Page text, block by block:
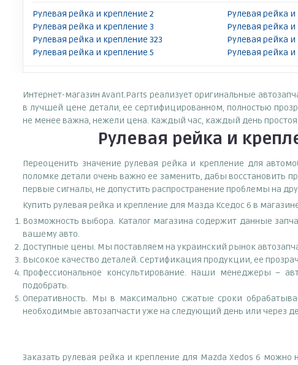
Рулевая рейка и крепление 2
Рулевая рейка и крепление 3
Рулевая рейка и крепление 323
Рулевая рейка и крепление 5
Рулевая рейка и
Рулевая рейка и
Рулевая рейка и
Рулевая рейка и
Интернет-магазин Avant.Parts реализует оригинальные
в лучшей цене детали, ее сертифицированном, полностью
не менее важна, нежели цена. Каждый час, каждый день
Рулевая рейка и
Переоценить значение рулевая рейка и крепление для
поломке детали очень важно ее заменить, дабы восстановить
первые сигналы, не допустить распространение проблемы на
Купить рулевая рейка и крепление для Мазда Кседос 6 в
Возможность выбора. Каталог магазина содержит данные
вашему авто.
Доступные цены. Мы поставляем на украинский рынок
Высокое качество деталей. Сертификация продукции, ее
Профессиональное консультирование. Наши менеджеры –
подобрать.
Оперативность. Мы в максимально сжатые сроки
необходимые автозапчасти уже на следующий день или через
Заказать рулевая рейка и крепление для Mazda Xedos 6